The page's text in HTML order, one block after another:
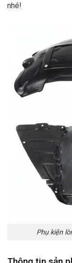
nhé!
Phụ kiện